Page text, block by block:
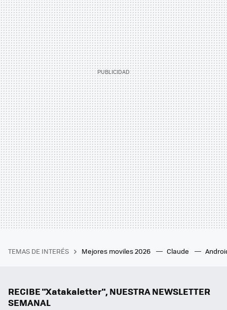
TEMAS DE INTERÉS Mejores moviles 2026 Claude
RECIBE "Xatakaletter", NUESTRA NEWSLETTER
SEMANAL